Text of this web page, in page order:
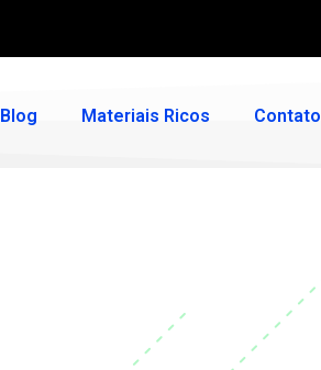
Blog Materiais Ricos Contato